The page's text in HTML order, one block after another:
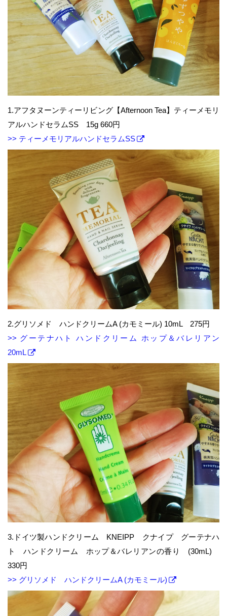
1.アフタヌーンティーリビング【Afternoon Tea】ティーメモリ
アルハンドセラムSS 15g 660円
>> ティーメモリアルハンドセラムSS
2.グリソメド ハンドクリームA (カモミール) 10mL 275円
>> グーテナハト ハンドクリーム ホップ＆バレリアン
20mL
3.ドイツ製ハンドクリーム KNEIPP クナイプ グーテナハ
ト ハンドクリーム ホップ＆バレリアンの香り (30mL)
330円
>> グリソメド ハンドクリームA (カモミール)